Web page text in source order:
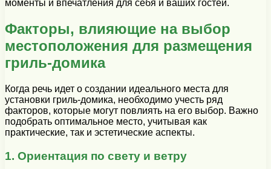
моменты и впечатления для себя и ваших гостей.
Факторы, влияющие на выбор
местоположения для размещения
гриль-домика
Когда речь идет о создании идеального места для
установки гриль-домика, необходимо учесть ряд
факторов, которые могут повлиять на его выбор. Важно
подобрать оптимальное место, учитывая как
практические, так и эстетические аспекты.
1. Ориентация по свету и ветру